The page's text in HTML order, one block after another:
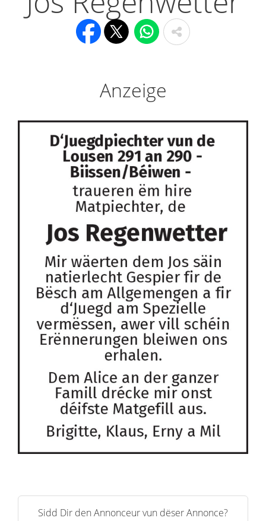
Anzeige
Sidd Dir den Annonceur vun dëser Annonce?